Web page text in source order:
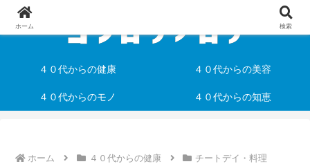
４０代からの健康 ４０代からの美容
４０代からのモノ ４０代からの知恵
ホーム ４０代からの健康 チートデイ・料理
ホーム 検索